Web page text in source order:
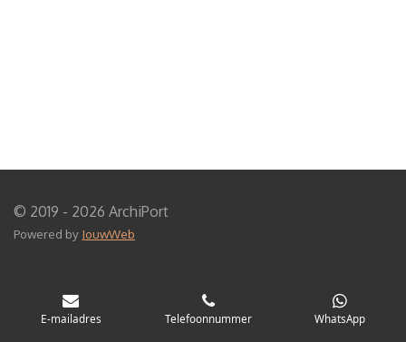
© 2019 - 2026 ArchiPort
Powered by JouwWeb
E-mailadres Telefoonnummer WhatsApp